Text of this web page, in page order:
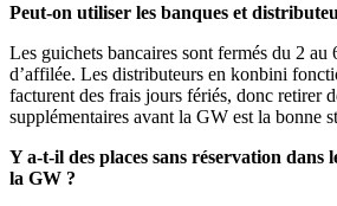
Peut-on utiliser les banques et
Les guichets bancaires sont fermés du 2
d’affilée. Les distributeurs en konbini
facturent des frais jours fériés, donc retirer
supplémentaires avant la GW est la bonne
Y a-t-il des places sans réservation dans
la GW ?